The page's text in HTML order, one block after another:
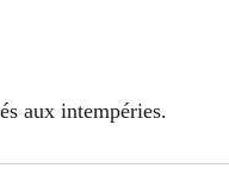
aux intempéries.